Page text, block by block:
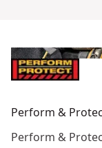
Perform &
Perform &